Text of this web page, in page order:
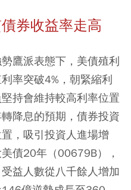
券收益率走高
鷹派表態下，美債殖利
率突破4%，朝緊縮利
持會維持較高利率位置
降息的預期，債券投資
，吸引投資人進場增
債20年（00679B），
益人數從八千餘人增加